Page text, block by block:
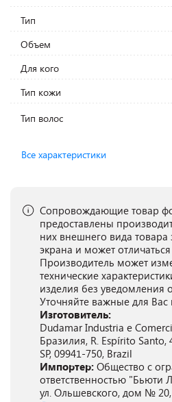
Тип
Объем
Для кого
Тип кожи
Тип волос
Все характеристики
Сопровождающие товар
предоставлены
них внешнего вида товара
экрана и может
Производитель может
технические
изделия без уведомления
Уточняйте важные для
Изготовитель:
Dudamar Industria e
Бразилия, R. Espírito
SP, 09941-750, Brazil
Импортер: Общество с
ответственностью "Бьюти
ул. Ольшевского, дом №